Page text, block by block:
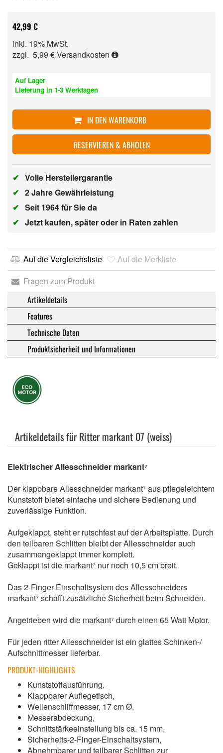
42,99 €
inkl. 19% MwSt.
zzgl. 5,99 €Versandkosten
Auf Lager
Lieferung in 1-3 Werktagen
IN DEN WARENKORB
RESERVIEREN & ABHOLEN
✔ Volle Herstellergarantie
✔ 2 Jahre Gewährleistung
✔ Seit 1964 für Sie da
✔ Jetzt kaufen, später oder in Raten zahlen
Auf die Vergleichsliste
Auf die Merkliste
Fragen zum Produkt
Artikeldetails
Features
Technische Daten
Produktsicherheit und Informationen
Artikeldetails für Ritter markant 07 (weiss)
Elektrischer Allesschneider markant⁷
Der klappbare Allesschneider markant⁷ aus pflegeleichtem
Kunststoff bietet einfache und sichere Bedienung und
zuverlässige Funktion.
Aufgeklappt, steht er rutschfest auf der Arbeitsplatte. Durch
den teilbaren Schlitten bleibt der Allesschneider auch
zusammengeklappt immer komplett.
Geklappt ist die markant⁷ nur noch 10,5 cm breit.
Das 2-Finger-Einschaltsystem des Allesschneiders
markant⁷ schafft zusätzliche Sicherheit beim Schneiden.
Angetrieben wird die markant⁷ durch einen 65 Watt Motor.
Für jeden ritter Allesschneider ist ein glattes Schinken-/
Aufschnittmesser lieferbar.
PRODUKT-HIGHLIGHTS
Kunststoffausführung,
Klappbarer Auflegetisch,
Wellenschliffmesser, 17 cm Ø,
Messerabdeckung,
Schnittstärkeeinstellung bis ca. 15 mm,
Sicherheits-2-Finger-Einschaltsystem,
Abnehmbarer und teilbarer Schlitten zur